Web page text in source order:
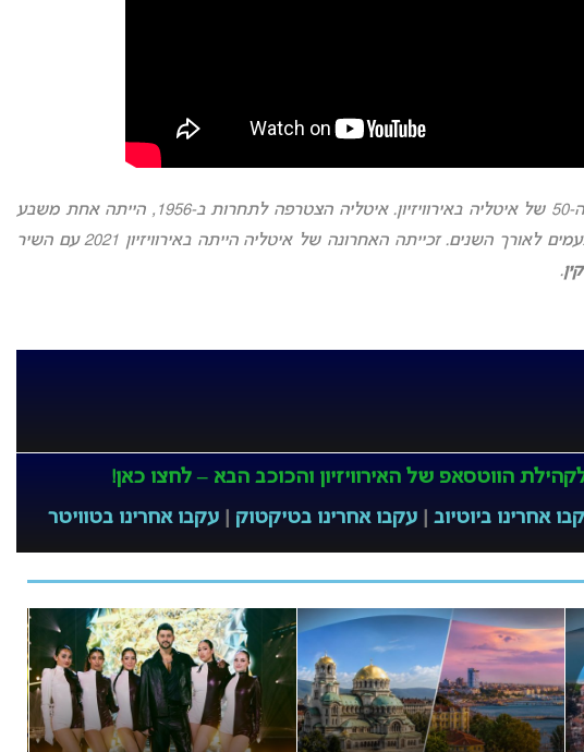
אירוויזיון 2025: זו הייתה ההשתתפות ה-50 של איטליה באירוויזיון. איטליה הצטרפה לתחרות ב-1956, הייתה אחת משבע
זכתה בה שלוש פעמים לאורך השנים. זכייתה האחרונה של איטליה הייתה באירוויזיון 2021 עם השיר
.
הווטסאפ של האירוויזיון והכוכב הבא – לחצו כאן!
אחרינו ביוטיוב עקבו אחרינו בטיקטוק עקבו אחרינו בטוויטר